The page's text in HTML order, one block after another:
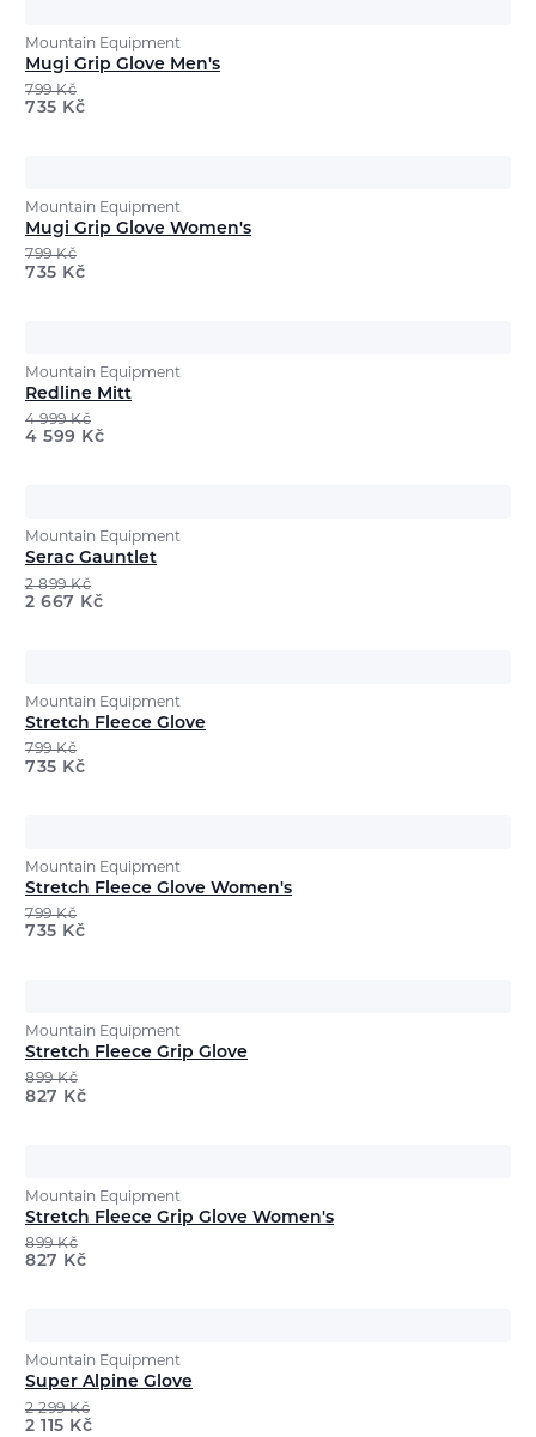
Mountain Equipment
Mugi Grip Glove Men's
799Kč
735 Kč
Mountain Equipment
Mugi Grip Glove Women's
799Kč
735 Kč
Mountain Equipment
Redline Mitt
4 999Kč
4 599 Kč
Mountain Equipment
Serac Gauntlet
2 899Kč
2 667 Kč
Mountain Equipment
Stretch Fleece Glove
799Kč
735 Kč
Mountain Equipment
Stretch Fleece Glove Women's
799Kč
735 Kč
Mountain Equipment
Stretch Fleece Grip Glove
899Kč
827 Kč
Mountain Equipment
Stretch Fleece Grip Glove Women's
899Kč
827 Kč
Mountain Equipment
Super Alpine Glove
2 299Kč
2 115 Kč